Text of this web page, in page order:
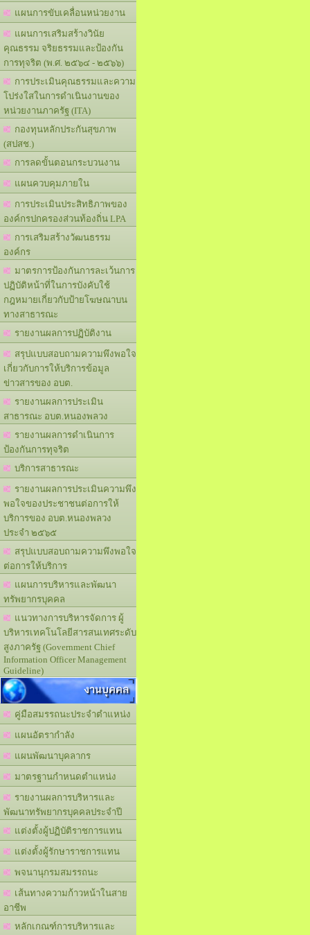
แผนการขับเคลื่อนหน่วยงาน
แผนการเสริมสร้างวินัย
คุณธรรม จริยธรรมและป้องกัน
การทุจริต (พ.ศ. ๒๕๖๔ - ๒๕๖๖)
การประเมินคุณธรรมและความ
โปร่งใสในการดำเนินงานของ
หน่วยงานภาครัฐ (ITA)
กองทุนหลักประกันสุขภาพ
(สปสช.)
การลดขั้นตอนกระบวนงาน
แผนควบคุมภายใน
การประเมินประสิทธิภาพของ
องค์กรปกครองส่วนท้องถิ่น LPA
การเสริมสร้างวัฒนธรรม
องค์กร
มาตรการป้องกันการละเว้นการ
ปฏิบัติหน้าที่ในการบังคับใช้
กฎหมายเกี่ยวกับป้ายโฆษณาบน
ทางสาธารณะ
รายงานผลการปฏิบัติงาน
สรุปแบบสอบถามความพึงพอใจ
เกี่ยวกับการให้บริการข้อมูล
ข่าวสารของ อบต.
รายงานผลการประเมิน
สาธารณะ อบต.หนองพลวง
รายงานผลการดำเนินการ
ป้องกันการทุจริต
บริการสาธารณะ
รายงานผลการประเมินความพึง
พอใจของประชาชนต่อการให้
บริการของ อบต.หนองพลวง
ประจำ ๒๕๖๕
สรุปแบบสอบถามความพึงพอใจ
ต่อการให้บริการ
แผนการบริหารและพัฒนา
ทรัพยากรบุคคล
แนวทางการบริหารจัดการ ผู้
บริหารเทคโนโลยีสารสนเทศระดับ
สูงภาครัฐ (Government Chief
Information Officer Management
Guideline)
งานบุคคล
คู่มือสมรรถนะประจำตำแหน่ง
แผนอัตรากำลัง
แผนพัฒนาบุคลากร
มาตรฐานกำหนดตำแหน่ง
รายงานผลการบริหารและ
พัฒนาทรัพยากรบุคคลประจำปี
แต่งตั้งผู้ปฏิบัติราชการแทน
แต่งตั้งผู้รักษาราชการแทน
พจนานุกรมสมรรถนะ
เส้นทางความก้าวหน้าในสาย
อาชีพ
หลักเกณฑ์การบริหารและ